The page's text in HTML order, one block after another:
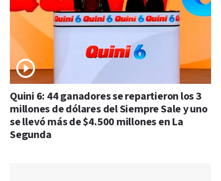
Quini 6: 44 ganadores se repartieron los 3
millones de dólares del Siempre Sale y uno
se llevó más de $4.500 millones en La
Segunda